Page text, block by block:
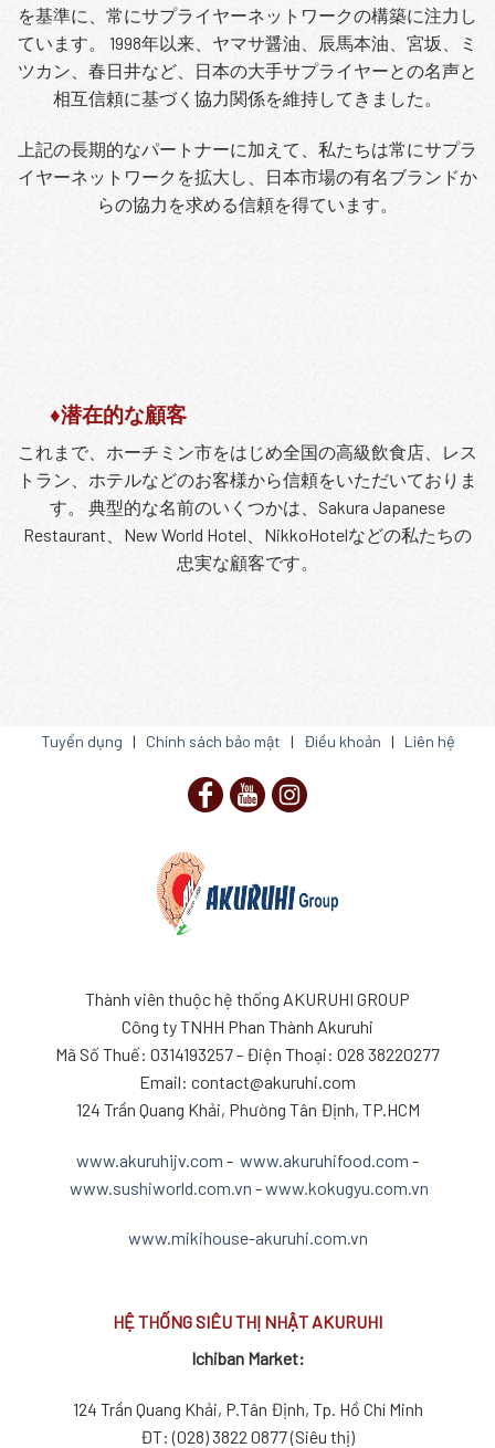
を基準に、常にサプライヤーネットワークの構築に注力し
ています。 1998年以来、ヤマサ醤油、辰馬本油、宮坂、ミ
ツカン、春日井など、日本の大手サプライヤーとの名声と
相互信頼に基づく協力関係を維持してきました。
上記の長期的なパートナーに加えて、私たちは常にサプラ
イヤーネットワークを拡大し、日本市場の有名ブランドか
らの協力を求める信頼を得ています。
♦潜在的な顧客
これまで、ホーチミン市をはじめ全国の高級飲食店、レス
トラン、ホテルなどのお客様から信頼をいただいておりま
す。 典型的な名前のいくつかは、Sakura Japanese
Restaurant、New World Hotel、NikkoHotelなどの私たちの
忠実な顧客です。
Tuyển dụng | Chính sách bảo mật | Điều khoản | Liên hệ
Thành viên thuộc hệ thống AKURUHI GROUP
Công ty TNHH Phan Thành Akuruhi
Mã Số Thuế: 0314193257 - Điện Thoại: 028 38220277
Email: contact@akuruhi.com
124 Trần Quang Khải, Phường Tân Định, TP.HCM
www.akuruhijv.com - www.akuruhifood.com -
www.sushiworld.com.vn -www.kokugyu.com.vn
www.mikihouse-akuruhi.com.vn
HỆ THỐNG SIÊU THỊ NHẬT AKURUHI
Ichiban Market:
124 Trần Quang Khải, P.Tân Định, Tp. Hồ Chí Minh
ĐT: (028) 3822 0877 (Siêu thị)